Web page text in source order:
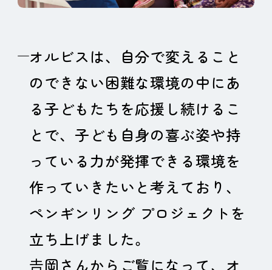
オルビスは、自分で変えること
のできない困難な環境の中にあ
る子どもたちを応援し続けるこ
とで、子ども自身の喜ぶ姿や持
っている力が発揮できる環境を
作っていきたいと考えており、
ペンギンリング プロジェクトを
立ち上げました。
𠮷岡さんからご覧になって、オ